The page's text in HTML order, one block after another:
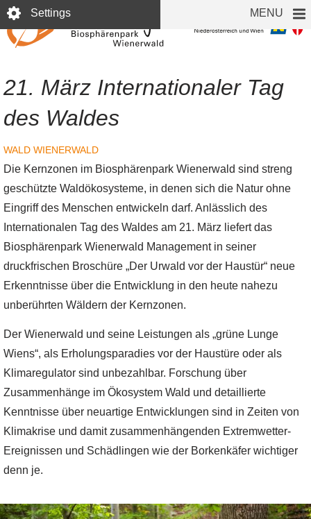
Skip
to
main
Settings MENU
21. März Internationaler Tag
des Waldes
WALD WIENERWALD
Die Kernzonen im Biosphärenpark Wienerwald sind streng
geschützte Waldökosysteme, in denen sich die Natur ohne
Eingriff des Menschen entwickeln darf. Anlässlich des
Internationalen Tag des Waldes am 21. März liefert das
Biosphärenpark Wienerwald Management in seiner
druckfrischen Broschüre „Der Urwald vor der Haustür“ neue
Erkenntnisse über die Entwicklung in den heute nahezu
unberührten Wäldern der Kernzonen.
Der Wienerwald und seine Leistungen als „grüne Lunge
Wiens“, als Erholungsparadies vor der Haustüre oder als
Klimaregulator sind unbezahlbar. Forschung über
Zusammenhänge im Ökosystem Wald und detaillierte
Kenntnisse über neuartige Entwicklungen sind in Zeiten von
Klimakrise und damit zusammenhängenden Extremwetter-
Ereignissen und Schädlingen wie der Borkenkäfer wichtiger
denn je.